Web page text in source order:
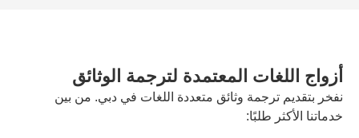
المعتمدة لترجمة الوثائق
وثائق متعددة اللغات في دبي. من بين